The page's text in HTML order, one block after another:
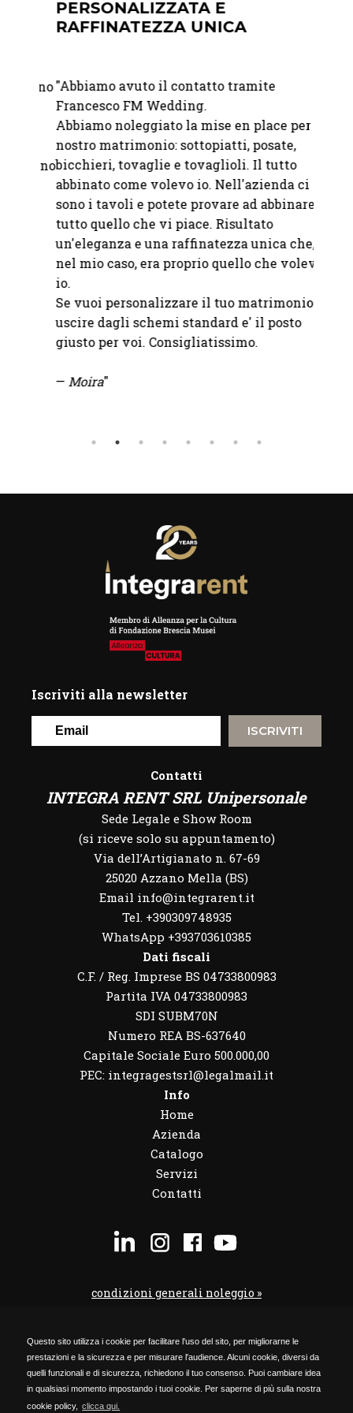
Questo sito utilizza i cookie per facilitare l'uso del sito, per migliorarne le
prestazioni e la sicurezza e per misurare l'audience. Alcuni cookie, diversi da
quelli funzionali e di sicurezza, richiedono il tuo consenso. Puoi cambiare idea
in qualsiasi momento impostando i tuoi cookie. Per saperne di più sulla nostra
cookie policy,
clicca qui.
PERSONALIZZATA E
RAFFINATEZZA UNICA
"Abbiamo avuto il contatto tramite
Francesco FM Wedding.
Abbiamo noleggiato la mise en place per il
nostro matrimonio: sottopiatti, posate,
bicchieri, tovaglie e tovaglioli. Il tutto
abbinato come volevo io. Nell'azienda ci
sono i tavoli e potete provare ad abbinare
tutto quello che vi piace. Risultato
un'eleganza e una raffinatezza unica che,
nel mio caso, era proprio quello che volevo
Se vuoi personalizzare il tuo matrimonio e
uscire dagli schemi standard e' il posto
giusto per voi. Consigliatissimo.
Moira"
Iscriviti alla newsletter
ISCRIVITI
Contatti
INTEGRA RENT SRL Unipersonale
Sede Legale e Show Room
(si riceve solo su appuntamento)
Via dell’Artigianato n. 67-69
25020 Azzano Mella (BS)
Email info@integrarent.it
Tel. +390309748935
WhatsApp +393703610385
Dati fiscali
C.F. / Reg. Imprese BS 04733800983
Partita IVA 04733800983
SDI SUBM70N
Numero REA BS-637640
Capitale Sociale Euro 500.000,00
PEC: integragestsrl@legalmail.it
Info
Home
Azienda
Catalogo
Servizi
Contatti
condizioni generali noleggio »
codice etico »
Privacy Policy »
Cookie Policy »